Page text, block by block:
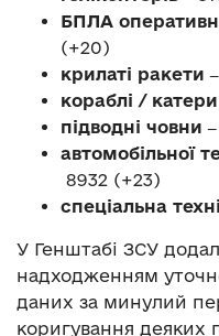
БПЛА
(+20)
крилаті ракети ‒
кораблі /
підводні човни ‒
автомобільної
8932 (+23)
спеціальна
У Генштабі ЗСУ
надходженням
даних за минулий
коригування деяких